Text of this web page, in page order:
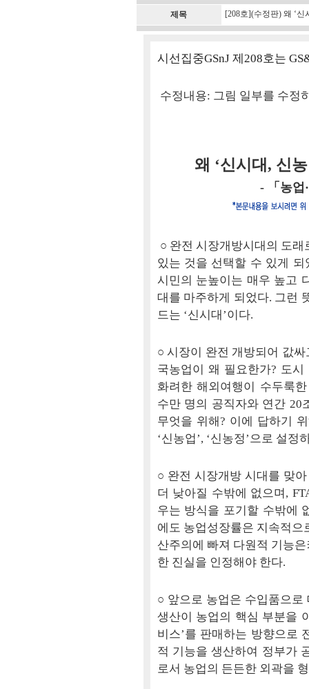
제목 [208호](수정판) 왜 ‘
시선집중GSnJ 제208호는
수정내용: 그림 일부를 수정
왜 ‘신시대, 신
- 「농업
○ 완전 시장개방시대의 도
있는 것을 선택할 수 있게
시민의 눈높이는 매우 높고
대를 마주하게 되었다. 그런
드는 ‘신시대’이다.
○ 시장이 완전 개방되어 값
국농업이 왜 필요한가? 도
화려한 해외여행이 수두룩
수만 명의 공직자와 연간 20
무엇을 위해? 이에 답하기
‘신농업’, ‘신농정’으로 설정
○ 완전 시장개방 시대를 맞
더 낮아질 수밖에 없으며,
우는 방식을 포기할 수밖에
에도 농업성장률은 지속적
산주의에 빠져 다원적 기능
한 진실을 인정해야 한다.
○ 앞으로 농업은 수입품으
생산이 농업의 핵심 부분을
비스’를 판매하는 방향으로
적 기능을 생산하여 정부가
로서 농업의 든든한 외곽을